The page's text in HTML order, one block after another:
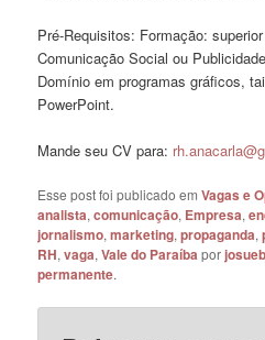
Pré-Requisitos: Formação:
Comunicação Social ou
Domínio em programas gráficos,
PowerPoint.
Mande seu CV para:
Esse post foi publicado emVagas e
analista,comunicação, Empresa,
jornalismo,marketing,propaganda,
RH,vaga,Vale do Paraíba por
permanente.